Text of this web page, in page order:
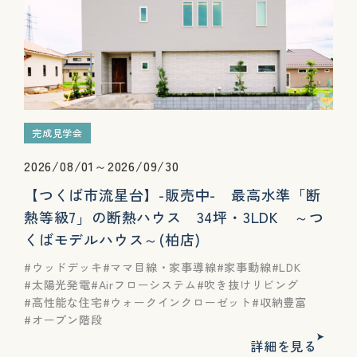
完成見学会
2026/08/01～2026/09/30
【つくば市流星台】-販売中- 最高水準「断
熱等級7」の断熱ハウス 34坪・3LDK ～つ
くばモデルハウス～(柏店)
ウッドデッキ ママ目線・家事導線 家事動線 LDK
太陽光発電 Airフローシステム
吹き抜けリビング
高性能な住宅
ウォークインクローゼット
収納豊富
オープン階段
詳細を見る